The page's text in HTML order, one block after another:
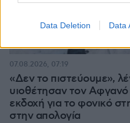
Data Deletion Data
«Δεν το πιστεύουμε»,
υιοθέτησαν τον
εκδοχή για το φονικό
στην απολογία
07.08.2026, 07:19